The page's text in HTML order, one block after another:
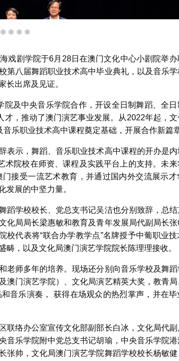
签字仪式
3 4 5 6
戏剧学院于6月28日在澳门文化中心小剧院举
第八届舞蹈职业技术高中毕业典礼，以及音乐
长出席及见证。
及中央音乐学院合作，开设全日制舞蹈、全
，推动了澳门演艺事业发展。从2022年起，
乐职业技术高中课程奠定基础，开展合作新篇章
表示，舞蹈、音乐职业技术高中课程的开办是内
术院校在师资、课程及实践平台上的支持。未来
接受一流艺术教育，并通过国内外交流展示才
发展的中坚力量。
学校校长、党总支书记吴洁也分别致辞，总结
化局局长梁惠敏和教育及青年发展局代副局长
校代表将“联合办学教学点”名牌授予中葡职业技
，以及文化局澳门演艺学院院长陈理理接收。
老师多年的培养。现场还分别向音乐学校及舞蹈
澳门演艺学院）、文化局演艺精英大奖，教青局
音乐演奏， 获得在场观众的热烈掌声，并在毕
联络办公室宣传文化部副部长白冰，文化局代
音乐学院附中党总支书记胡瑜，中央音乐学院
张帅，文化局澳门演艺学院舞蹈学校校长杨敏